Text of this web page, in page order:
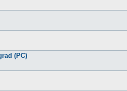
(PC)